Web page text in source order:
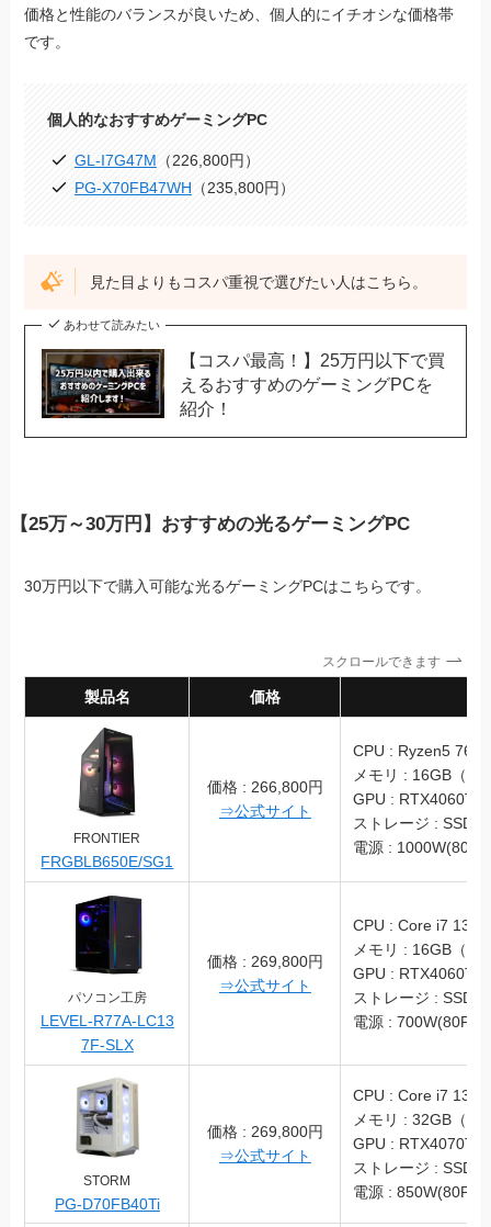
価格と性能のバランスが良いため、個人的にイチオシな価格帯
です。
個人的なおすすめゲーミングPC
GL-I7G47M （226,800円）
PG-X70FB47WH （235,800円）
見た目よりもコスパ重視で選びたい人はこちら。
あわせて読みたい
【コスパ最高！】25万円以下で買
えるおすすめのゲーミングPCを
紹介！
【25万～30万円】おすすめの光るゲーミングPC
30万円以下で購入可能な光るゲーミングPCはこちらです。
スクロールできます
製品名 価格
FRONTIER
FRGBLB650E/SG1
価格 : 266,800円
⇒公式サイト
CPU : Ryzen5
メモリ : 16GB（
GPU : RTX4060Ti
ストレージ : SSD
電源 :
パソコン工房
LEVEL-R77A-LC13
7F-SLX
価格 : 269,800円
⇒公式サイト
CPU : Core i7
メモリ : 16GB（
GPU : RTX4060Ti
ストレージ : SSD
電源 :
STORM
PG-D70FB40Ti
価格 : 269,800円
⇒公式サイト
CPU : Core i7
メモリ : 32GB（
GPU : RTX4070Ti
ストレージ : SSD
電源 :